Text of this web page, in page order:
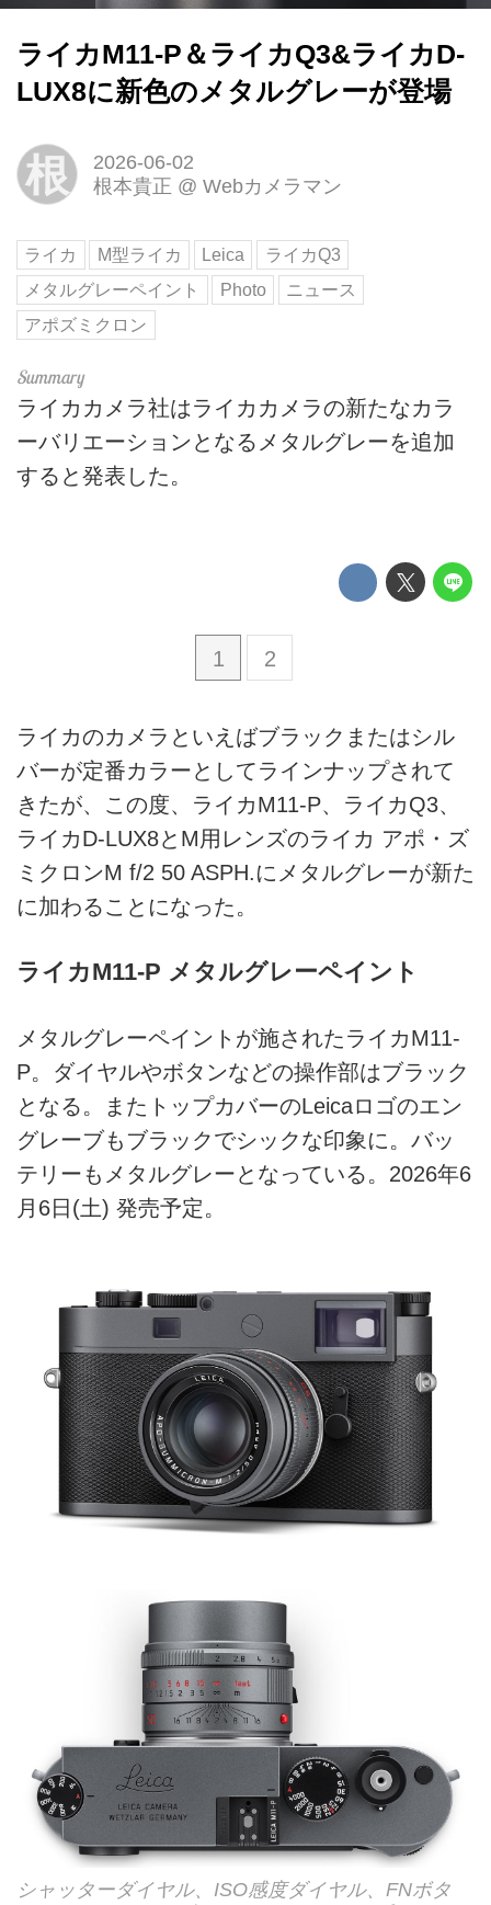
ライカM11-P＆ライカQ3&ライカD-
LUX8に新色のメタルグレーが登場
根
2026-06-02
根本貴正 @ Webカメラマン
ライカ M型ライカ Leica
ライカQ3
メタルグレーペイント
Photo
ニュース
アポズミクロン
ライカカメラ社はライカカメラの新たなカラ
ーバリエーションとなるメタルグレーを追加
すると発表した。
1 2
ライカのカメラといえばブラックまたはシル
バーが定番カラーとしてラインナップされて
きたが、この度、ライカM11-P、ライカQ3、
ライカD-LUX8とM用レンズのライカ アポ・ズ
ミクロンM f/2 50 ASPH.にメタルグレーが新た
に加わることになった。
ライカM11-P メタルグレーペイント
メタルグレーペイントが施されたライカM11-
P。ダイヤルやボタンなどの操作部はブラック
となる。またトップカバーのLeicaロゴのエン
グレーブもブラックでシックな印象に。バッ
テリーもメタルグレーとなっている。2026年6
月6日(土) 発売予定。
シャッターダイヤル、ISO感度ダイヤル、FNボタ